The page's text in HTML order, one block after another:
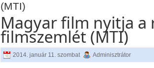
(MTI)
Magyar film nyitja a
filmszemlét (MTI)
2014. január 11. szombat Adminisztrátor